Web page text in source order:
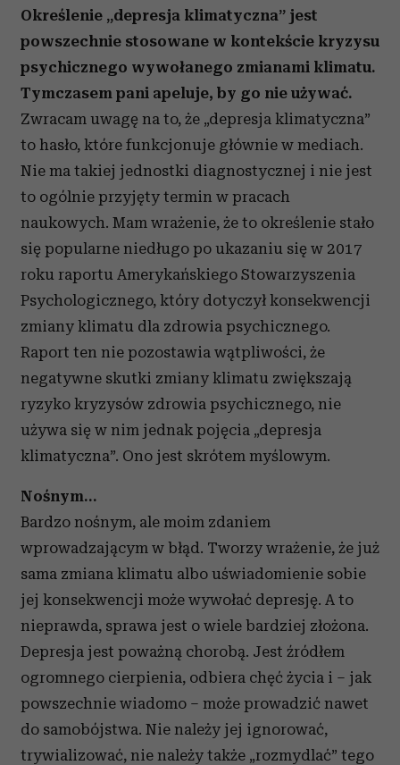
Określenie „depresja klimatyczna” jest
powszechnie stosowane w kontekście kryzysu
psychicznego wywołanego zmianami klimatu.
Tymczasem pani apeluje, by go nie używać.
Zwracam uwagę na to, że „depresja klimatyczna”
to hasło, które funkcjonuje głównie w mediach.
Nie ma takiej jednostki diagnostycznej i nie jest
to ogólnie przyjęty termin w pracach
naukowych. Mam wrażenie, że to określenie stało
się popularne niedługo po ukazaniu się w 2017
roku raportu Amerykańskiego Stowarzyszenia
Psychologicznego, który dotyczył konsekwencji
zmiany klimatu dla zdrowia psychicznego.
Raport ten nie pozostawia wątpliwości, że
negatywne skutki zmiany klimatu zwiększają
ryzyko kryzysów zdrowia psychicznego, nie
używa się w nim jednak pojęcia „depresja
klimatyczna”. Ono jest skrótem myślowym.
Nośnym…
Bardzo nośnym, ale moim zdaniem
wprowadzającym w błąd. Tworzy wrażenie, że już
sama zmiana klimatu albo uświadomienie sobie
jej konsekwencji może wywołać depresję. A to
nieprawda, sprawa jest o wiele bardziej złożona.
Depresja jest poważną chorobą. Jest źródłem
ogromnego cierpienia, odbiera chęć życia i – jak
powszechnie wiadomo – może prowadzić nawet
do samobójstwa. Nie należy jej ignorować,
trywializować, nie należy także „rozmydlać” tego